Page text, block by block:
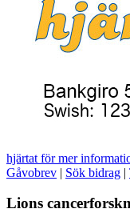
hjärtat för mer
Gåvobrev | Sök bidrag |
Lions